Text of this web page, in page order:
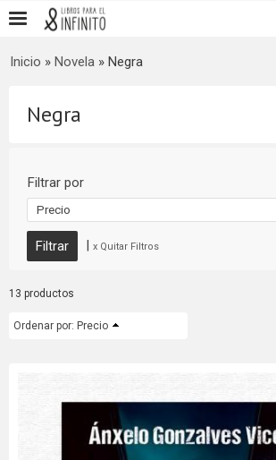
Inicio » Novela » Negra
Negra
Filtrar por
Precio
| x Quitar Filtros
13 productos
Ordenar por: Precio